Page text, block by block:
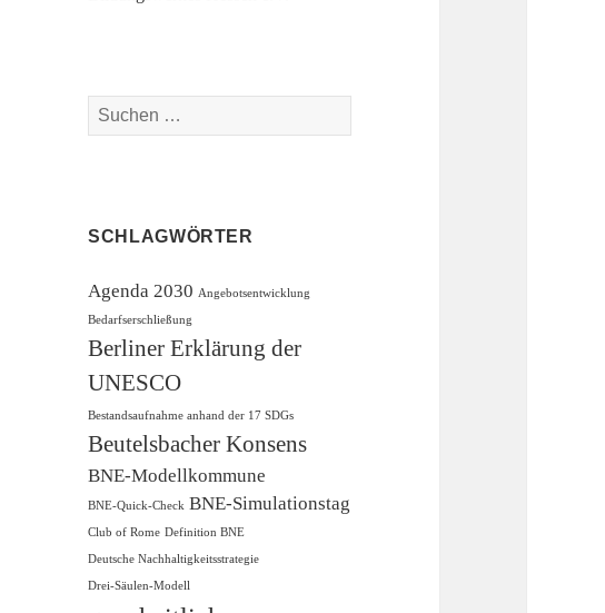
Suchen
nach:
SCHLAGWÖRTER
Agenda 2030 Angebotsentwicklung
Bedarfserschließung
Berliner Erklärung der
UNESCO
Bestandsaufnahme anhand der 17 SDGs
Beutelsbacher Konsens
BNE-Modellkommune
BNE-Quick-Check BNE-Simulationstag
Club of Rome Definition BNE
Deutsche Nachhaltigkeitsstrategie
Drei-Säulen-Modell